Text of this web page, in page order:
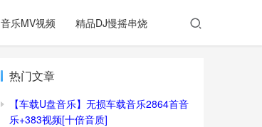
音乐MV视频 精品DJ慢摇串烧
热门文章
【车载U盘音乐】无损车载音乐2864首音
乐+383视频[十倍音质]